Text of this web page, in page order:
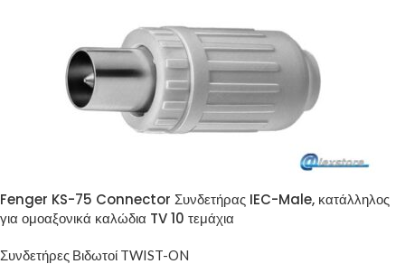
Fenger KS-75 Connector Συνδετήρας IEC-Male, κατάλληλος
για ομοαξονικά καλώδια TV 10 τεμάχια
Συνδετήρες Βιδωτοί TWIST-ON